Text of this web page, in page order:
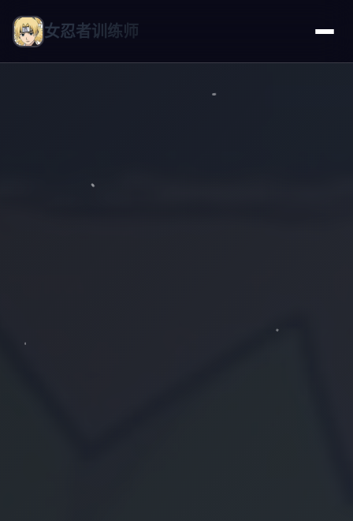
女忍者训练师